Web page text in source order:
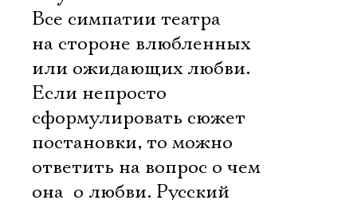
Все симпатии театра
на стороне влюбленных
или ожидающих любви.
Если непросто
сформулировать сюжет
постановки, то можно
ответить на вопрос о чем
она  о любви. Русский